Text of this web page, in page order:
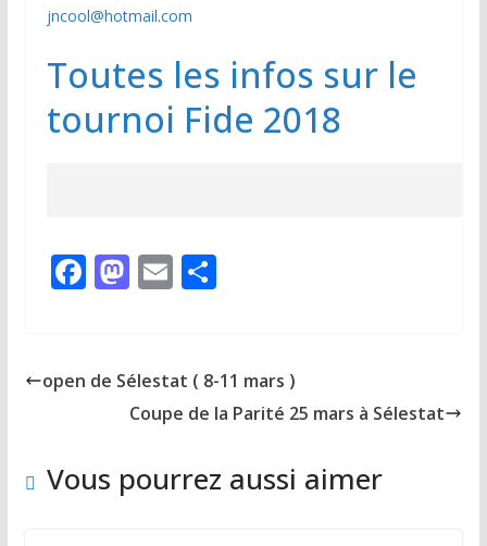
jncool@hotmail.com
Toutes les infos sur le
tournoi Fide 2018
F
b
k
M
d
o
E
l
P
g
er
open de Sélestat ( 8-11 mars )
Coupe de la Parité 25 mars à Sélestat
Vous pourrez aussi aimer